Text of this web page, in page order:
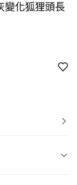
變化狐狸頭長